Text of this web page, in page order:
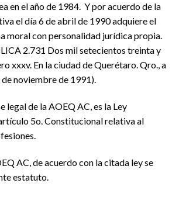
en el año de 1984. Y por acuerdo de la
el día 6 de abril de 1990 adquiere el
moral con personalidad jurídica propia.
2.731 Dos mil setecientos treinta y
xxxv. En la ciudad de Querétaro. Qro., a
de noviembre de 1991).
legal de la AOEQ AC, es la Ley
5o. Constitucional relativa al
AC, de acuerdo con la citada ley se
estatuto.